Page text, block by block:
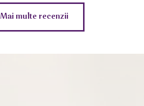
Mai multe recenzii